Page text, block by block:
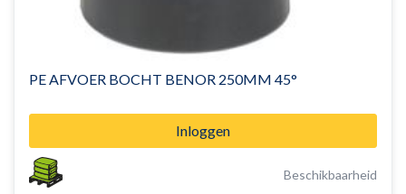
PE AFVOER BOCHT BENOR 250MM 45°
Inloggen
Beschikbaarheid